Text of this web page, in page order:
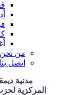
من نحن
اتصل بنا
مدنية